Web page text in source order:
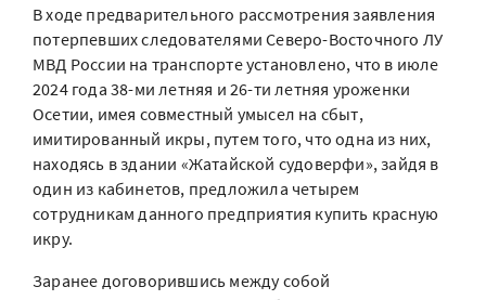
В ходе предварительного рассмотрения заявления
потерпевших следователями Северо-Восточного ЛУ
МВД России на транспорте установлено, что в июле
2024 года 38-ми летняя и 26-ти летняя уроженки
Осетии, имея совместный умысел на сбыт,
имитированный икры, путем того, что одна из них,
находясь в здании «Жатайской судоверфи», зайдя в
один из кабинетов, предложила четырем
сотрудникам данного предприятия купить красную
икру.
Заранее договорившись между собой